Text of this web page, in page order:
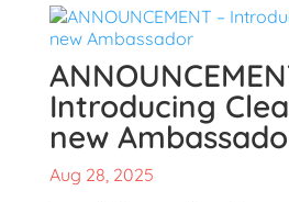
Introducing
new
Aug 28, 2025